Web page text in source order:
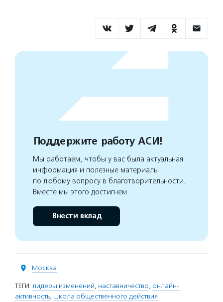
Поддержите работу АСИ!
Мы работаем, чтобы у вас была актуальная
информация и полезные материалы
по любому вопросу в благотворительности.
Вместе мы этого достигнем
Внести вклад
Москва
ТЕГИ: лидеры изменений, наставничество, онлайн-
активность, школа общественного действия